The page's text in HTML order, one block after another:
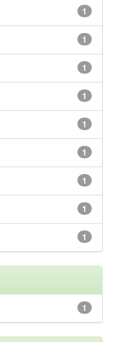
1
1
1
1
1
1
1
1
1
1